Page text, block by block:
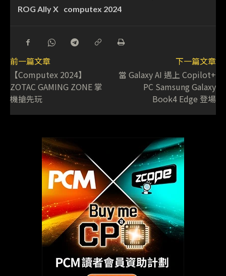
ROG Ally X computex 2024
前一篇文章
【Computex 2024】
ZOTAC GAMING ZONE 掌
機搶先玩
下一篇文章
當 Galaxy AI 遇上 Copilot+
PC Samsung Galaxy
Book4 Edge 登場